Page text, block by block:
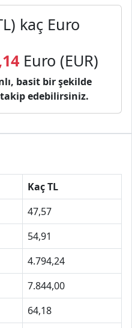
kaç Euro
Euro (EUR)
basit bir şekilde
edebilirsiniz.
Kaç TL
47,57
54,91
4.794,24
7.844,00
64,18